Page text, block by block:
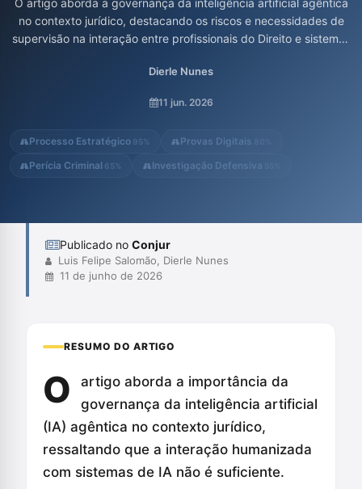
O artigo aborda a governança da inteligência artificial agêntica
no contexto jurídico, destacando os riscos e necessidades de
supervisão na interação entre profissionais do Direito e sistemas
enfatizam que, à medida que a IA evolui de assistente para
restrições claras e zonas de exclusão de delegação para
jurídicos. Eles...
Dierle Nunes
11 jun. 2026
Processo Estratégico 95% Provas Digitais
Perícia Criminal 65% Investigação Defensiva
Publicado no Conjur
Luis Felipe Salomão, Dierle Nunes
11 de junho de 2026
RESUMO DO ARTIGO
O
artigo aborda a importância da
governança da inteligência artificial
(IA) agêntica no contexto jurídico,
ressaltando que a interação humanizada
com sistemas de IA não é suficiente.